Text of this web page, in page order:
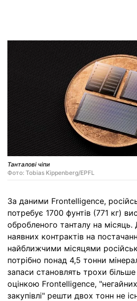
Танталові чіпи
Фото: Tobias Kippenberg/EPFL
За даними Frontelligence,
потребує 1700 фунтів (771 кг)
обробленого танталу на місяць.
наявних контрактів на
найближчими місяцями
потрібно понад 4,5 тонни
запаси становлять трохи
оцінкою Frontelligence,
закупівлі" решти двох тонн не